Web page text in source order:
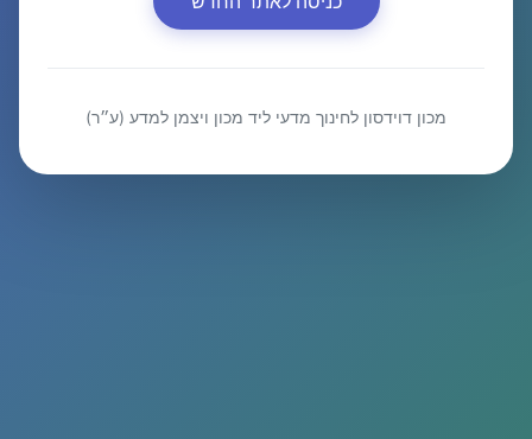
מכון דוידסון לחינוך מדעי ליד מכון ויצמן למדע (ע״ר)